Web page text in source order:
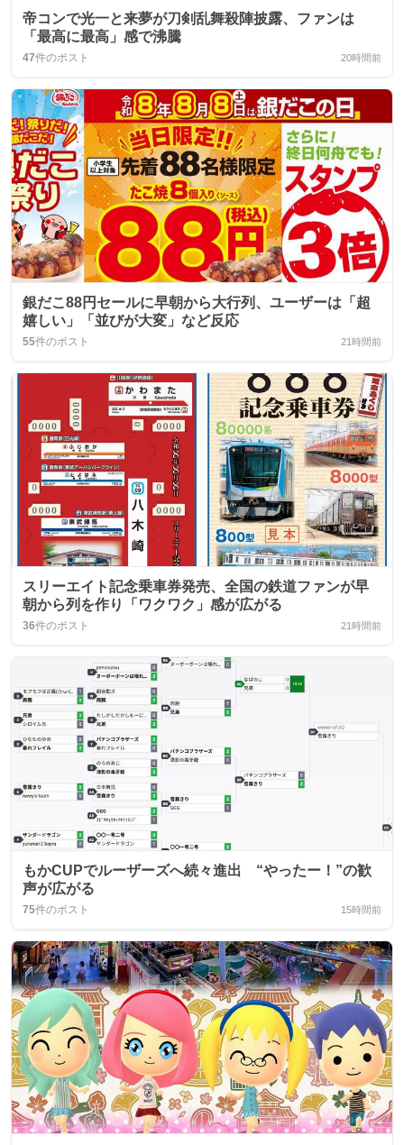
帝コンで光一と来夢が刀剣乱舞殺陣披露、ファンは
「最高に最高」感で沸騰
47件のポスト 20時間前
銀だこ88円セールに早朝から大行列、ユーザーは「超
嬉しい」「並びが大変」など反応
55件のポスト 21時間前
スリーエイト記念乗車券発売、全国の鉄道ファンが早
朝から列を作り「ワクワク」感が広がる
36件のポスト 21時間前
もかCUPでルーザーズへ続々進出 “やったー！”の歓
声が広がる
75件のポスト 15時間前